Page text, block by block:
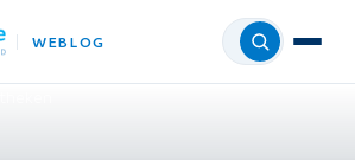
WEBLOG Menu